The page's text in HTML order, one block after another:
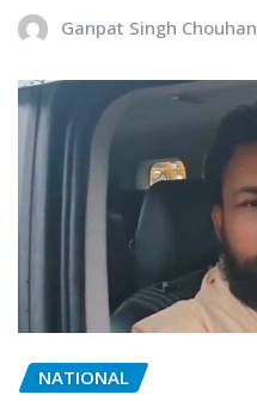
Ganpat Singh Chouhan
NATIONAL